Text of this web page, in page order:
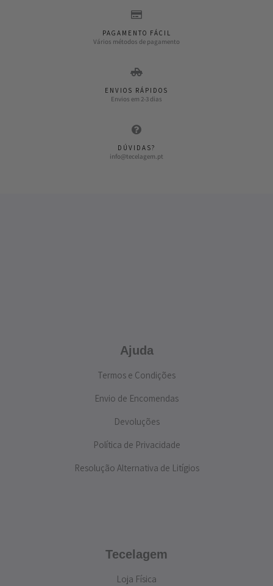
PAGAMENTO FÁCIL
Vários métodos de pagamento
ENVIOS RÁPIDOS
Envios em 2-3 dias
DÚVIDAS?
info@tecelagem.pt
Ajuda
Termos e Condições
Envio de Encomendas
Devoluções
Política de Privacidade
Resolução Alternativa de Litígios
Tecelagem
Loja Física